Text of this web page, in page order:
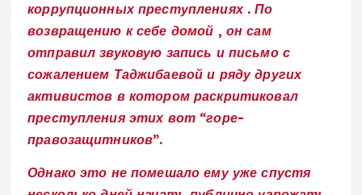
коррупционных преступлениях . По
возвращению к себе домой , он сам
отправил звуковую запись и письмо с
сожалением Таджибаевой и ряду других
активистов в котором раскритиковал
преступления этих вот “горе-
правозащитников”.
Однако это не помешало ему уже спустя